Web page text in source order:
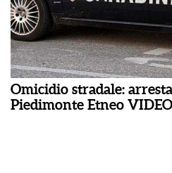
Omicidio stradale:
Piedimonte Etneo VIDEO